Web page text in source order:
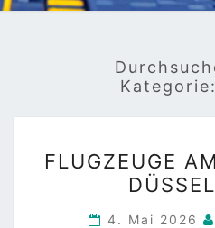
Kategorie:
FLUGZEUGE
4. Mai 2026